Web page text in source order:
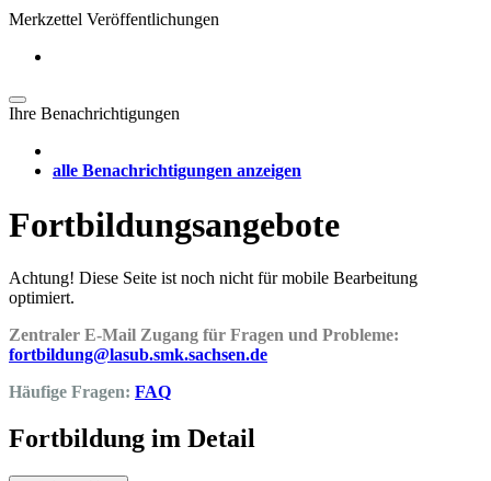
Merkzettel Veröffentlichungen
Ihre Benachrichtigungen
alle Benachrichtigungen anzeigen
Fortbildungsangebote
Achtung! Diese Seite ist noch nicht für mobile Bearbeitung
optimiert.
Zentraler E-Mail Zugang für Fragen und Probleme:
fortbildung@lasub.smk.sachsen.de
Häufige Fragen: FAQ
Fortbildung im Detail